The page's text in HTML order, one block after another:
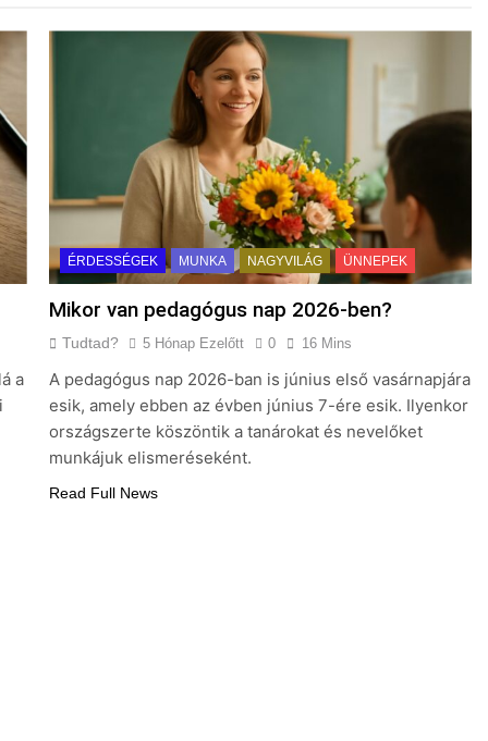
a
ÉRDESSÉGEK MUNKA NAGYVILÁG ÜNNEPEK
Mikor van pedagógus nap 2026-ben?
Tudtad? 5 Hónap Ezelőtt 0 16 Mins
A pedagógus nap 2026-ban is június első vasárnapjára
esik, amely ebben az évben június 7-ére esik. Ilyenkor
országszerte köszöntik a tanárokat és nevelőket
munkájuk elismeréseként.
Read Full News